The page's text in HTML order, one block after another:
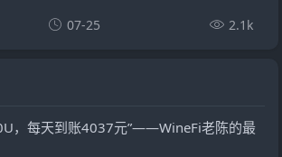
07-25 2.1k
，每天到账4037元”——WineFi老陈的最